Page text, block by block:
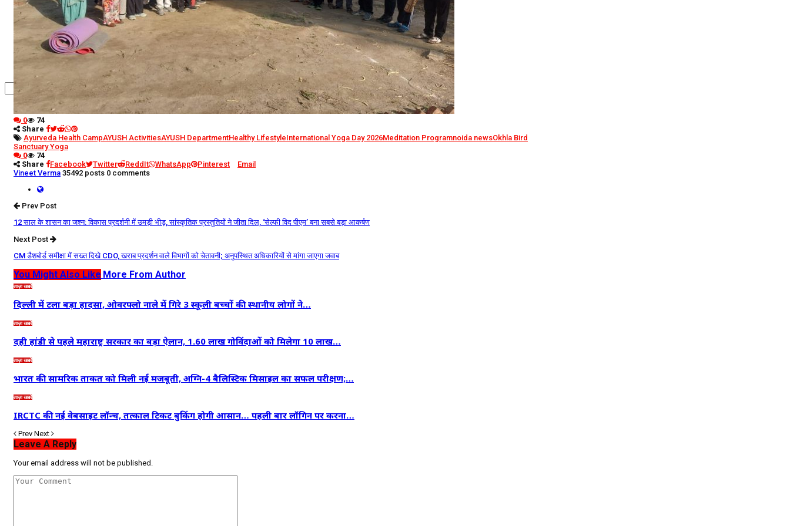
धर्म
विज्ञान तकनीकी
0
74
Share
Ayurveda Health CampAYUSH ActivitiesAYUSH DepartmentHealthy LifestyleInternational Yoga Day 2026Meditation Programnoida newsOkhla Bird
Sanctuary Yoga
0
74
Share
Facebook Twitter ReddIt WhatsApp Pinterest
Email
Vineet Verma 35492 posts 0 comments
Prev Post
12 साल के शासन का जश्न: विकास प्रदर्शनी में उमड़ी भीड़, सांस्कृतिक प्रस्तुतियों ने जीता दिल, ‘सेल्फी विद पीएम’ बना सबसे बड़ा आकर्षण
Next Post
CM डैशबोर्ड समीक्षा में सख्त दिखे CDO, खराब प्रदर्शन वाले विभागों को चेतावनी; अनुपस्थित अधिकारियों से मांगा जाएगा जवाब
You Might Also Like More From Author
ताज़ा खबरें
दिल्ली में टला बड़ा हादसा, ओवरफ्लो नाले में गिरे 3 स्कूली बच्चों की स्थानीय लोगों ने…
ताज़ा खबरें
दही हांडी से पहले महाराष्ट्र सरकार का बड़ा ऐलान, 1.60 लाख गोविंदाओं को मिलेगा 10 लाख…
ताज़ा खबरें
भारत की सामरिक ताकत को मिली नई मजबूती, अग्नि-4 बैलिस्टिक मिसाइल का सफल परीक्षण;…
ताज़ा खबरें
IRCTC की नई वेबसाइट लॉन्च, तत्काल टिकट बुकिंग होगी आसान… पहली बार लॉगिन पर करना…
Prev Next
Leave A Reply
Your email address will not be published.